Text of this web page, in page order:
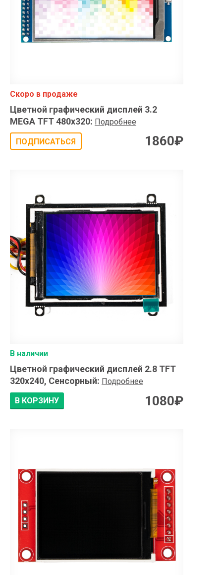
Скоро в продаже
Цветной графический дисплей 3.2
MEGA TFT 480x320: Подробнее
ПОДПИСАТЬСЯ 1860₽
В наличии
Цветной графический дисплей 2.8 TFT
320x240, Сенсорный: Подробнее
В КОРЗИНУ 1080₽